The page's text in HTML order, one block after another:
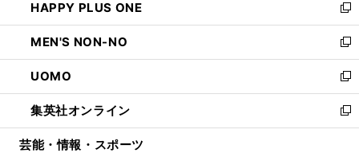
く
で
開
く
ド
ウ
で
開
く
ィ
ン
ド
ウ
で
開
く
い
ウ
ィ
ン
ド
ウ
で
開
HAPPY PLUS ONE
新
し
い
ウ
ィ
ン
ド
ウ
MEN'S NON-NO
新
し
い
ウ
ィ
ン
UOMO
新
し
い
ウ
集英社オンライン
新
し
芸能・情報・スポーツ